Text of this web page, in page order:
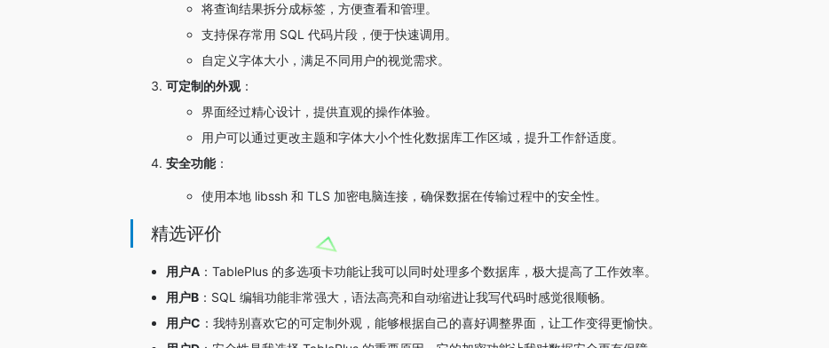
将查询结果拆分成标签，方便查看和管理。
支持保存常用 SQL 代码片段，便于快速调用。
自定义字体大小，满足不同用户的视觉需求。
可定制的外观：
界面经过精心设计，提供直观的操作体验。
用户可以通过更改主题和字体大小个性化数据库工作区域，提升工作舒适度。
安全功能：
使用本地 libssh 和 TLS 加密电脑连接，确保数据在传输过程中的安全性。
精选评价
用户A ：TablePlus 的多选项卡功能让我可以同时处理多个数据库，极大提高了工作效率。
用户B ：SQL 编辑功能非常强大，语法高亮和自动缩进让我写代码时感觉很顺畅。
用户C ：我特别喜欢它的可定制外观，能够根据自己的喜好调整界面，让工作变得更愉快。